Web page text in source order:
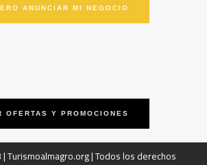
ANUNCIAR MI NEGOCIO
OFERTAS Y PROMOCIONES
Turismoalmagro.org | Todos los derechos